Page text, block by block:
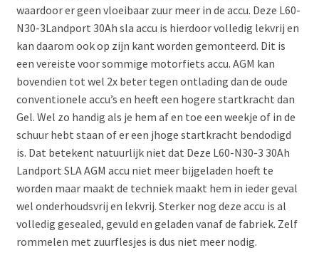
waardoor er geen vloeibaar zuur meer in de accu. Deze L60-
N30-3Landport 30Ah sla accu is hierdoor volledig lekvrij en
kan daarom ook op zijn kant worden gemonteerd. Dit is
een vereiste voor sommige motorfiets accu. AGM kan
bovendien tot wel 2x beter tegen ontlading dan de oude
conventionele accu’s en heeft een hogere startkracht dan
Gel. Wel zo handig als je hem af en toe een weekje of in de
schuur hebt staan of er een jhoge startkracht bendodigd
is. Dat betekent natuurlijk niet dat Deze L60-N30-3 30Ah
Landport SLA AGM accu niet meer bijgeladen hoeft te
worden maar maakt de techniek maakt hem in ieder geval
wel onderhoudsvrij en lekvrij. Sterker nog deze accu is al
volledig gesealed, gevuld en geladen vanaf de fabriek. Zelf
rommelen met zuurflesjes is dus niet meer nodig.